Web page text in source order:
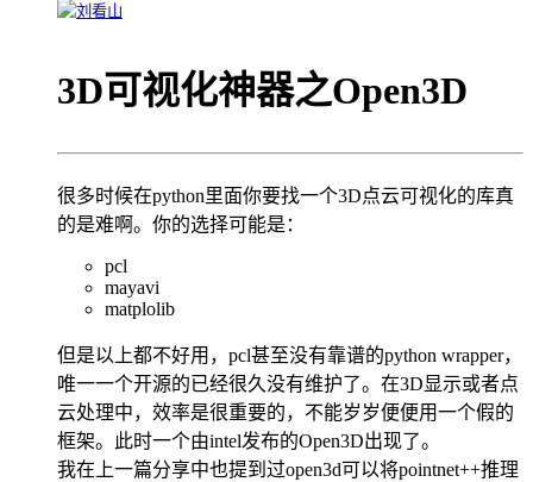
刘看山
3D可视化神器之Open3D
很多时候在python里面你要找一个3D点云可视化的库真
的是难啊。你的选择可能是：
pcl
mayavi
matplolib
但是以上都不好用，pcl甚至没有靠谱的python wrapper，
唯一一个开源的已经很久没有维护了。在3D显示或者点
云处理中，效率是很重要的，不能岁岁便便用一个假的
框架。此时一个由intel发布的Open3D出现了。
我在上一篇分享中也提到过open3d可以将pointnet++推理